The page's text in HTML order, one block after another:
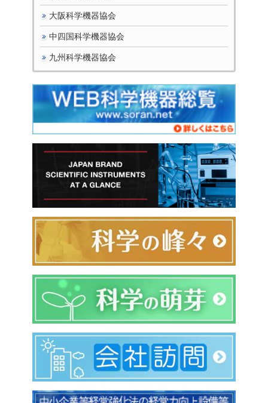
大阪科学機器協会
中四国科学機器協会
九州科学機器協会